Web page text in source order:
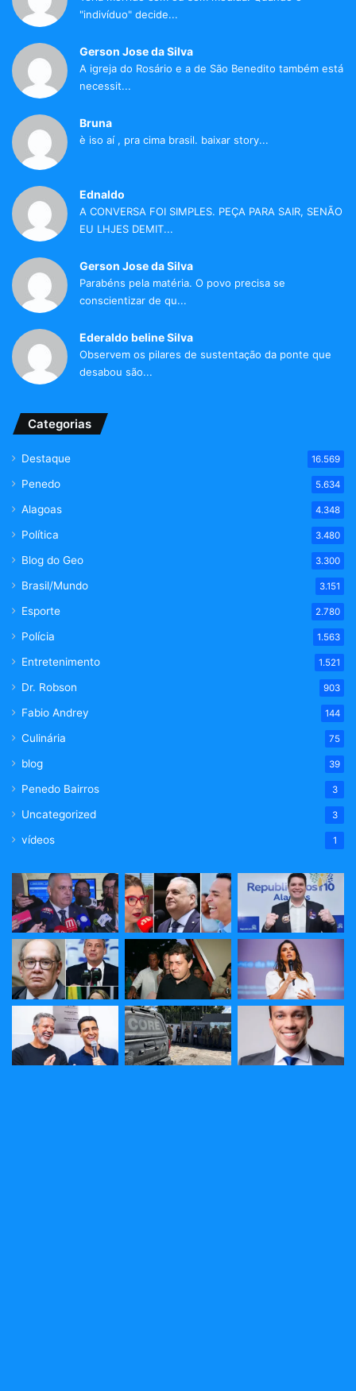
"indivíduo" decide...
Gerson Jose da Silva
A igreja do Rosário e a de São Benedito também está
necessit...
Bruna
è iso aí , pra cima brasil. baixar story...
Ednaldo
A CONVERSA FOI SIMPLES. PEÇA PARA SAIR, SENÃO
EU LHJES DEMIT...
Gerson Jose da Silva
Parabéns pela matéria. O povo precisa se
conscientizar de qu...
Ederaldo beline Silva
Observem os pilares de sustentação da ponte que
desabou são...
Categorias
Destaque 16.569
Penedo 5.634
Alagoas 4.348
Política 3.480
Blog do Geo 3.300
Brasil/Mundo 3.151
Esporte 2.780
Polícia 1.563
Entretenimento 1.521
Dr. Robson 903
Fabio Andrey 144
Culinária 75
blog 39
Penedo Bairros 3
Uncategorized 3
vídeos 1